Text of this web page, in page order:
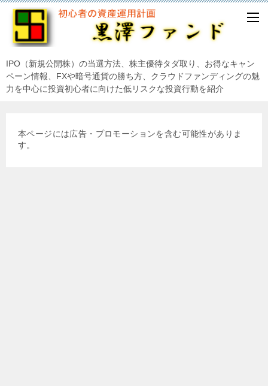
IPO（新規公開株）の当選方法、株主優待タダ取り、お得なキャン
ペーン情報、FXや暗号通貨の勝ち方、クラウドファンディングの魅
力を中心に投資初心者に向けた低リスクな投資行動を紹介
本ページには広告・プロモーションを含む可能性がありま
す。